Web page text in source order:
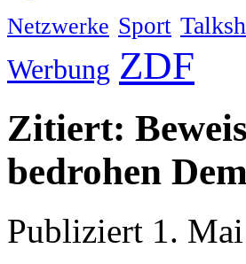
Netzwerke Sport
Werbung ZDF
Zitiert:
bedrohen
Publiziert 1.